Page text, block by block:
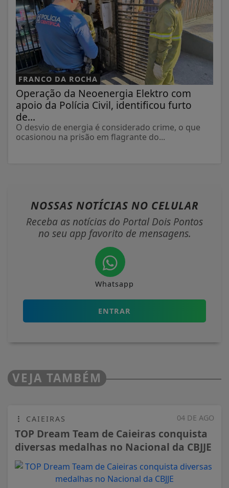
FRANCO DA ROCHA
Operação da Neoenergia Elektro com
apoio da Polícia Civil, identificou furto
de...
O desvio de energia é considerado crime, o que
ocasionou na prisão em flagrante do...
NOSSAS NOTÍCIAS NO CELULAR
Receba as notícias do Portal Dois Pontos
no seu app favorito de mensagens.
Whatsapp
ENTRAR
VEJA TAMBÉM
04 DE AGO
CAIEIRAS
TOP Dream Team de Caieiras conquista
diversas medalhas no Nacional da CBJJE